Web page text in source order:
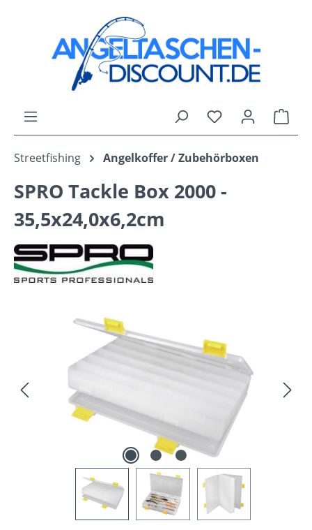
Zum Hauptinhalt springen
Du hast 0
Streetfishing Angelkoffer / Zubehörboxen
SPRO Tackle Box 2000 -
35,5x24,0x6,2cm
Bildergalerie überspringen